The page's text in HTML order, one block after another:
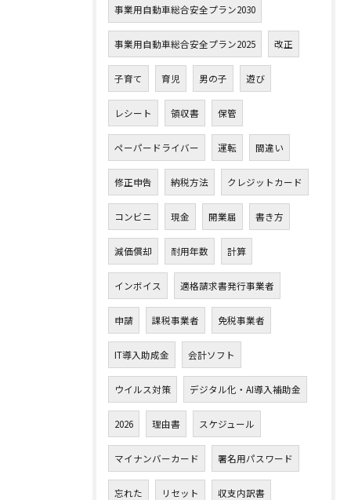
事業用自動車総合安全プラン2030
事業用自動車総合安全プラン2025 改正
子育て 育児 男の子 遊び
レシート 領収書 保管
ペーパードライバー 運転 間違い
修正申告 納税方法 クレジットカード
コンビニ 現金 開業届 書き方
減価償却 耐用年数 計算
インボイス 適格請求書発行事業者
申請 課税事業者 免税事業者
IT導入助成金 会計ソフト
ウイルス対策 デジタル化・AI導入補助金
2026 理由書 スケジュール
マイナンバーカード 署名用パスワード
忘れた リセット 収支内訳書